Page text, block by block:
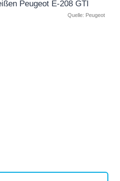
Quelle: Peugeot